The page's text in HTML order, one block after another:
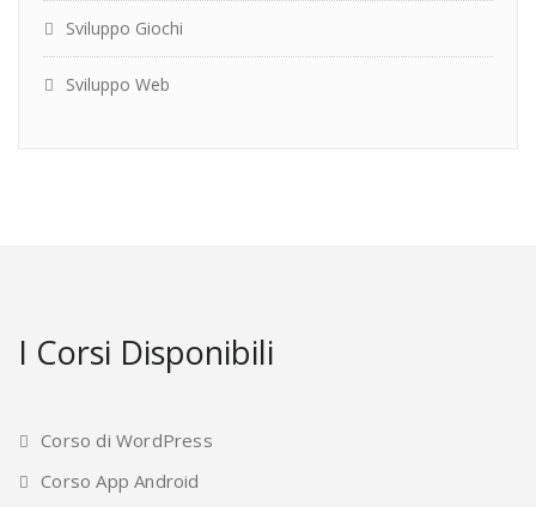
Sviluppo Giochi
Sviluppo Web
I Corsi Disponibili
Corso di WordPress
Corso App Android